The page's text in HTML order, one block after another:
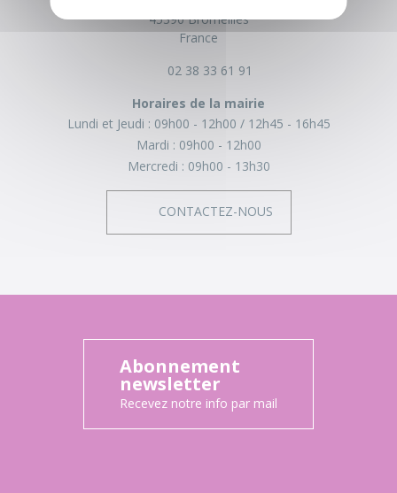
45390 Bromeilles
France
02 38 33 61 91
Horaires de la mairie
Lundi et Jeudi : 09h00 - 12h00
12h45 - 16h45
Mardi : 09h00 - 12h00
Mercredi : 09h00 - 13h30
CONTACTEZ-NOUS
Abonnement
newsletter
Recevez notre info par mail